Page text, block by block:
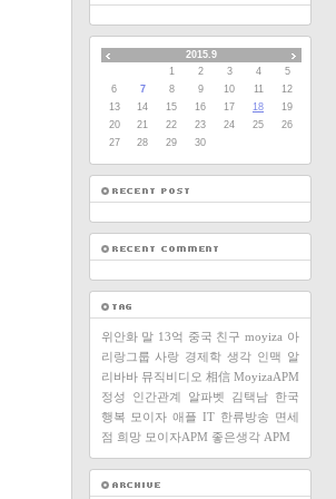
2015.9
1
2 3 4
5
6
7 8 9 10 11
12
13
14 15 16 17 18
19
20
21 22 23 24 25
26
27
28 29 30
위안화 말 13억 중국 친구 moyiza 아
리랑그룹 사랑 경제학 생각 인맥 알
리바바 뮤직비디오 相信 MoyizaAPM
정성
인간관계 알파벳 김택남
한국
행복 모이자 애플 IT 한류방송 면세
점 희망 모이자APM 좋은생각 APM